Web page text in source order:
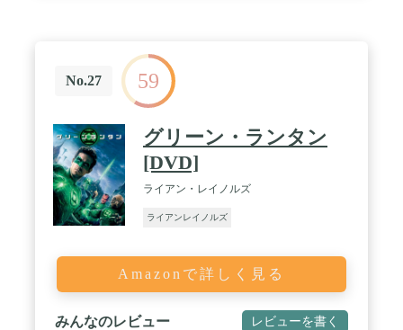
No.27 59
グリーン・ランタン
[DVD]
ライアン・レイノルズ
ライアンレイノルズ
Amazonで詳しく見る
みんなのレビュー レビューを書く